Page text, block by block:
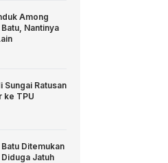
Among
Nantinya
Ratusan
ke TPU
Ditemukan
Jatuh